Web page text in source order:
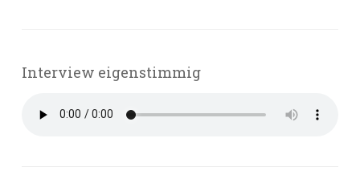
Interview eigenstimmig